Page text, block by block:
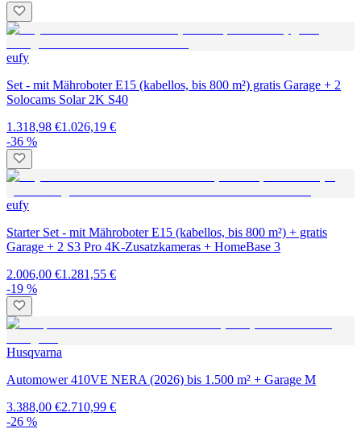
eufy
Set - mit Mähroboter E15 (kabellos, bis 800 m²) gratis Garage + 2
Solocams Solar 2K S40
1.318,98 €1.026,19 €
-36 %
eufy
Starter Set - mit Mähroboter E15 (kabellos, bis 800 m²) + gratis
Garage + 2 S3 Pro 4K-Zusatzkameras + HomeBase 3
2.006,00 €1.281,55 €
-19 %
Husqvarna
Automower 410VE NERA (2026) bis 1.500 m² + Garage M
3.388,00 €2.710,99 €
-26 %